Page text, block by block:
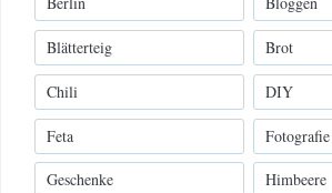
Blätterteig Brot
Chili DIY
Feta Fotografie
Geschenke Himbeere